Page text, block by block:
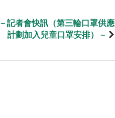
－記者會快訊（第三輪口罩供應
計劃加入兒童口罩安排）－